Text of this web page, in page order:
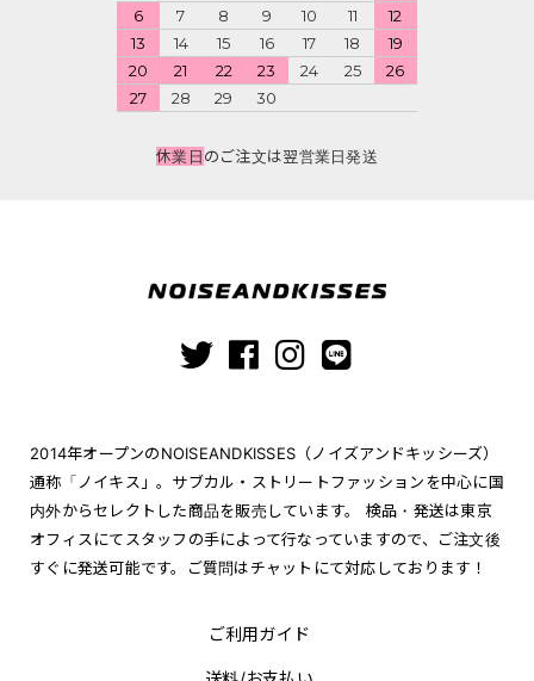
6
7 8 9 10 11
12
13
14 15 16 17 18
19
20
21 22 23 24 25
26
27
28 29 30
休業日のご注文は翌営業日発送
2014年オープンのNOISEANDKISSES（ノイズアンドキッシーズ）
通称「ノイキス」。サブカル・ストリートファッションを中心に国
内外からセレクトした商品を販売しています。 検品・発送は東京
オフィスにてスタッフの手によって行なっていますので、ご注文後
すぐに発送可能です。ご質問はチャットにて対応しております！
ご利用ガイド